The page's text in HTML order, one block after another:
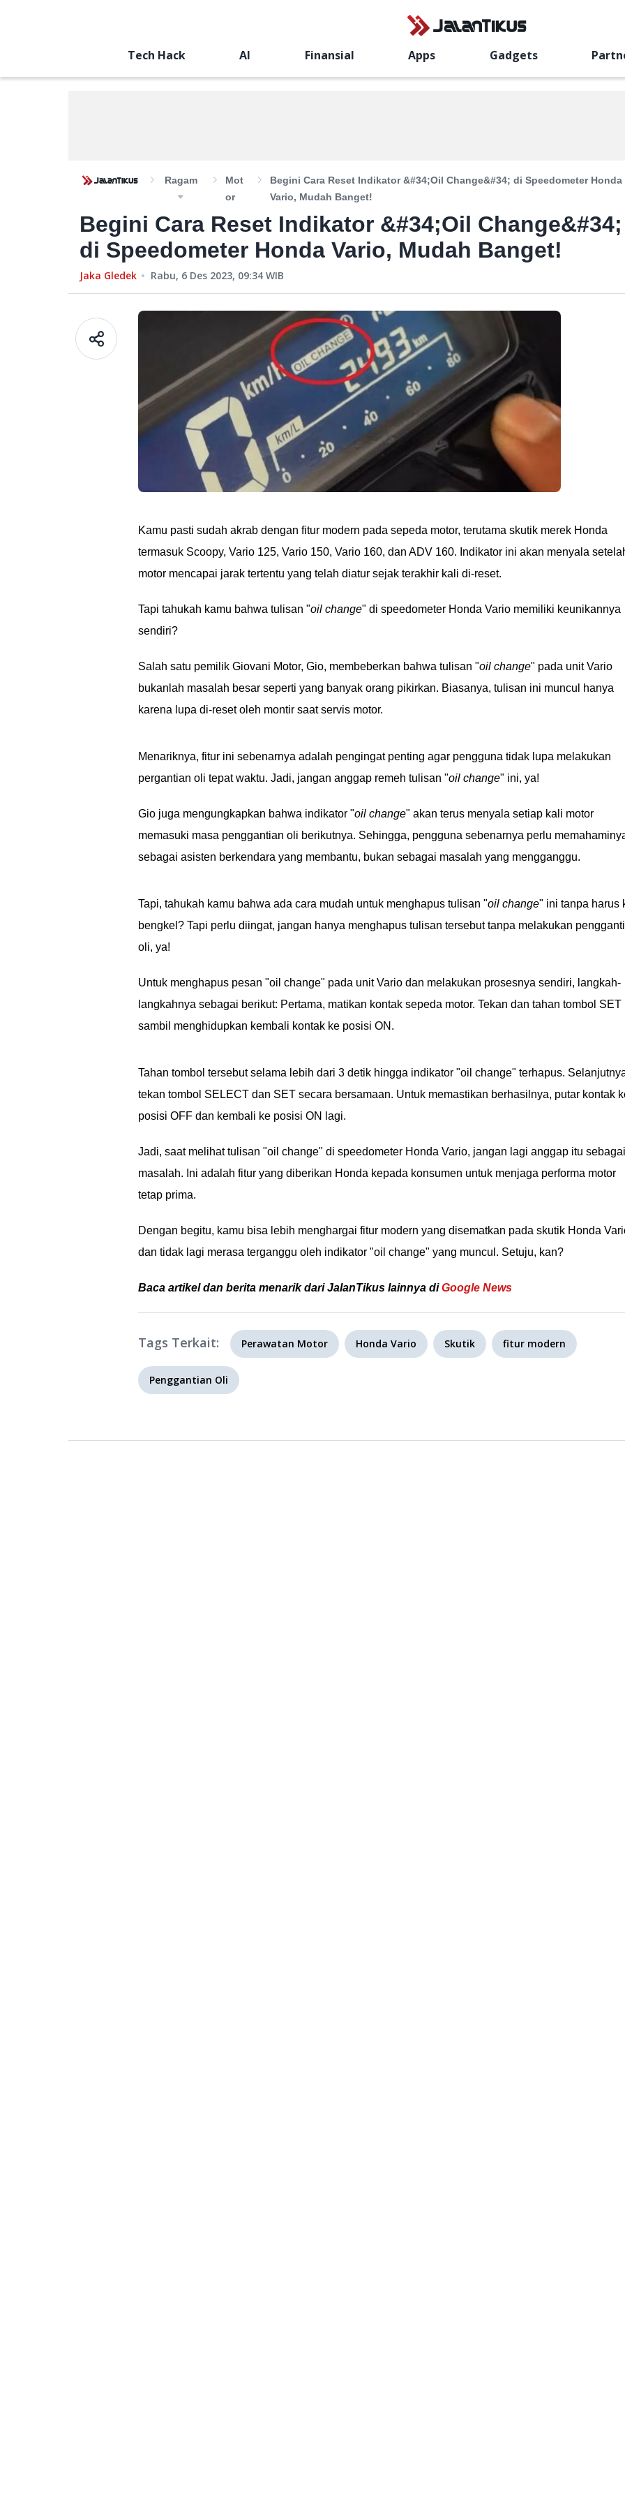
Tech Hack AI Finansial Apps Gadgets
Ragam
Mot
Or
Begini Cara Reset Indikator &#34;Oil Change&#34; di Speedometer Honda
Vario, Mudah Banget!
Begini Cara Reset Indikator &#34;Oil Change&#34;
di Speedometer Honda Vario, Mudah Banget!
Jaka Gledek Rabu, 6 Des 2023, 09:34 WIB
Kamu pasti sudah akrab dengan fitur modern pada sepeda motor, terutama skutik merek Honda
termasuk Scoopy, Vario 125, Vario 150, Vario 160, dan ADV 160. Indikator ini akan menyala
motor mencapai jarak tertentu yang telah diatur sejak terakhir kali di-reset.
Tapi tahukah kamu bahwa tulisan "oil change" di speedometer Honda Vario memiliki keunikannya
sendiri?
Salah satu pemilik Giovani Motor, Gio, membeberkan bahwa tulisan "oil change" pada unit Vario
bukanlah masalah besar seperti yang banyak orang pikirkan. Biasanya, tulisan ini muncul hanya
karena lupa di-reset oleh montir saat servis motor.
Menariknya, fitur ini sebenarnya adalah pengingat penting agar pengguna tidak lupa melakukan
pergantian oli tepat waktu. Jadi, jangan anggap remeh tulisan "oil change" ini, ya!
Gio juga mengungkapkan bahwa indikator "oil change" akan terus menyala setiap kali motor
memasuki masa penggantian oli berikutnya. Sehingga, pengguna sebenarnya perlu
sebagai asisten berkendara yang membantu, bukan sebagai masalah yang mengganggu.
Tapi, tahukah kamu bahwa ada cara mudah untuk menghapus tulisan "oil change" ini tanpa harus
bengkel? Tapi perlu diingat, jangan hanya menghapus tulisan tersebut tanpa melakukan
oli, ya!
Untuk menghapus pesan "oil change" pada unit Vario dan melakukan prosesnya sendiri, langkah-
langkahnya sebagai berikut: Pertama, matikan kontak sepeda motor. Tekan dan tahan tombol SET
sambil menghidupkan kembali kontak ke posisi ON.
Tahan tombol tersebut selama lebih dari 3 detik hingga indikator "oil change" terhapus.
tekan tombol SELECT dan SET secara bersamaan. Untuk memastikan berhasilnya, putar kontak
posisi OFF dan kembali ke posisi ON lagi.
Jadi, saat melihat tulisan "oil change" di speedometer Honda Vario, jangan lagi anggap itu sebagai
masalah. Ini adalah fitur yang diberikan Honda kepada konsumen untuk menjaga performa motor
tetap prima.
Dengan begitu, kamu bisa lebih menghargai fitur modern yang disematkan pada skutik Honda
dan tidak lagi merasa terganggu oleh indikator "oil change" yang muncul. Setuju, kan?
Baca artikel dan berita menarik dari JalanTikus lainnya diGoogle News
Tags Terkait: Perawatan Motor Honda Vario Skutik fitur modern
Penggantian Oli